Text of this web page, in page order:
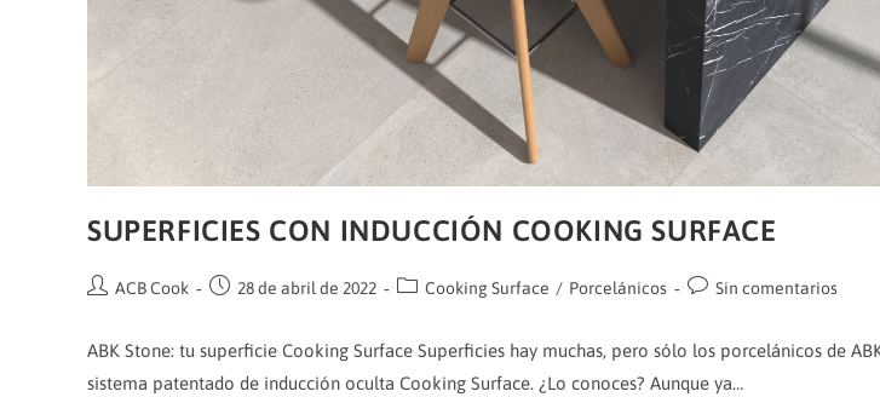
SUPERFICIES CON INDUCCIÓN COOKING SURFACE
Autor
entrada:
ACB Cook
Publicación
entrada:
28 de abril de 2022
Categoría
entrada:
Cooking Surface / Porcelánicos
Comentarios
entrada:
Sin comentarios
ABK Stone: tu superficie Cooking Surface Superficies hay muchas, pero sólo los porcelánicos de
sistema patentado de inducción oculta Cooking Surface. ¿Lo conoces? Aunque ya…